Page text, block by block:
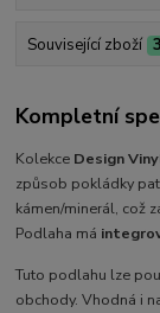
Související zboží 3
Kompletní
Kolekce Design
způsob pokládky
kámen/minerál, což
Podlaha má
Tuto podlahu lze
obchody. Vhodná i